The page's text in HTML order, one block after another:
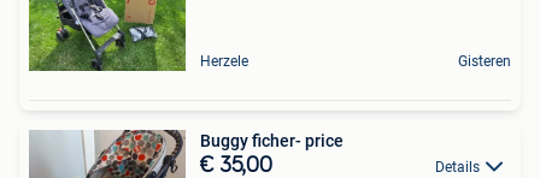
Herzele Gisteren
Buggy ficher- price
€ 35,00 Details